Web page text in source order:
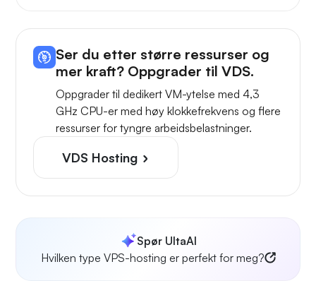
Ser du etter større ressurser og
mer kraft? Oppgrader til VDS.
Oppgrader til dedikert VM-ytelse med 4,3
GHz CPU-er med høy klokkefrekvens og flere
ressurser for tyngre arbeidsbelastninger.
VDS Hosting
Spør UltaAI
Hvilken type VPS-hosting er perfekt for meg?